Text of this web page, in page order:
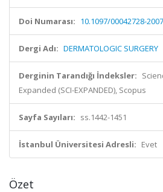
Doi Numarası: 10.1097/00042728-
Dergi Adı: DERMATOLOGIC SURGERY
Derginin Tarandığı İndeksler:
Expanded (SCI-EXPANDED), Scopus
Sayfa Sayıları: ss.1442-1451
İstanbul Üniversitesi Adresli: Evet
Özet